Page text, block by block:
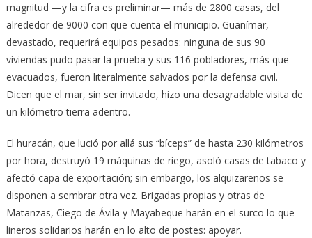
magnitud —y la cifra es preliminar— más de 2800 casas, del
alrededor de 9000 con que cuenta el municipio. Guanímar,
devastado, requerirá equipos pesados: ninguna de sus 90
viviendas pudo pasar la prueba y sus 116 pobladores, más que
evacuados, fueron literalmente salvados por la defensa civil.
Dicen que el mar, sin ser invitado, hizo una desagradable visita de
un kilómetro tierra adentro.
El huracán, que lució por allá sus “bíceps” de hasta 230 kilómetros
por hora, destruyó 19 máquinas de riego, asoló casas de tabaco y
afectó capa de exportación; sin embargo, los alquizareños se
disponen a sembrar otra vez. Brigadas propias y otras de
Matanzas, Ciego de Ávila y Mayabeque harán en el surco lo que
lineros solidarios harán en lo alto de postes: apoyar.